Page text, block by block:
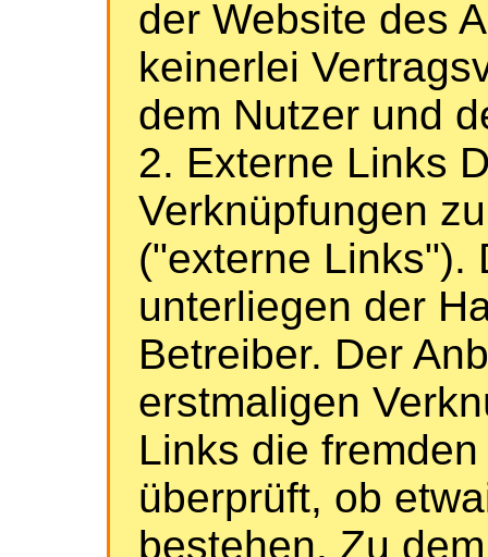
der Website des
keinerlei
dem Nutzer und
2. Externe Links
Verknüpfungen
("externe Links").
unterliegen der
Betreiber. Der
erstmaligen
Links die
überprüft, ob
bestehen. Zu